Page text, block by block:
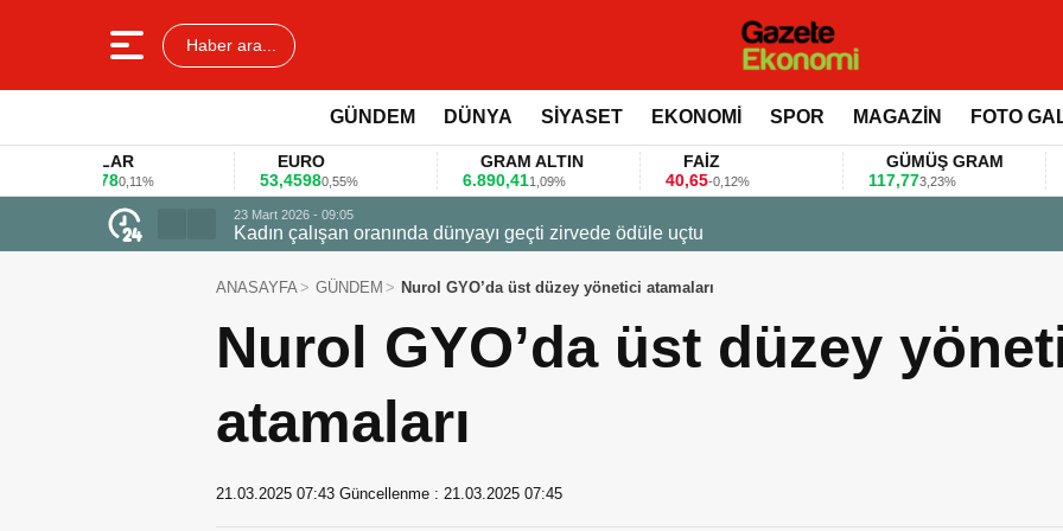
Haber ara...
GÜNDEM DÜNYA SİYASET EKONOMİ SPOR MAGAZİN FOTO
EURO
53,4598
0,55%
GRAM ALTIN
6.890,41
1,09%
FAİZ
-0,12%
GÜMÜŞ GRAM
3,23%
80.155,00
23 Mart 2026 - 07:12
Firmalar gıda fuarlarını bu anket ile değerlendirdi
ANASAYFA GÜNDEM Nurol GYO’da üst düzey yönetici atamaları
Nurol GYO’da üst düzey
atamaları
21.03.2025 07:43 Güncellenme : 21.03.2025 07:45